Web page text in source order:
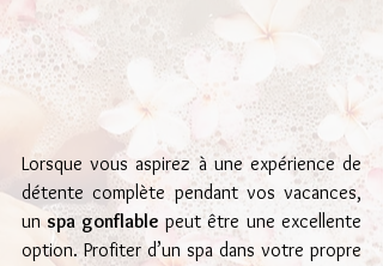
Lorsque vous aspirez à une expérience de
détente complète pendant vos vacances,
un spa gonflable peut être une excellente
option. Profiter d’un spa dans votre propre